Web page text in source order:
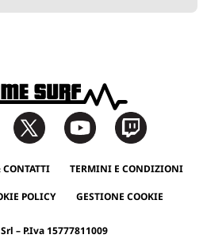
TERMINI E CONDIZIONI
POLICY GESTIONE COOKIE
– P.Iva 15777811009